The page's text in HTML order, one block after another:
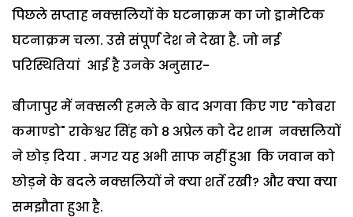
पिछले सप्ताह नक्सलियों के घटनाक्रम का जो ड्रामेटिक
घटनाक्रम चला. उसे संपूर्ण देश ने देखा है. जो नई
परिस्थितियां आई है उनके अनुसार-
बीजापुर में नक्सली हमले के बाद अगवा किए गए "कोबरा
कमाण्डो" राकेश्वर सिंह को 8 अप्रेल को देर शाम नक्सलियों
ने छोड़ दिया . मगर यह अभी साफ नहीं हुआ कि जवान को
छोड़ने के बदले नक्सलियों ने क्या शर्ते रखी? और क्या क्या
समझौता हुआ है.